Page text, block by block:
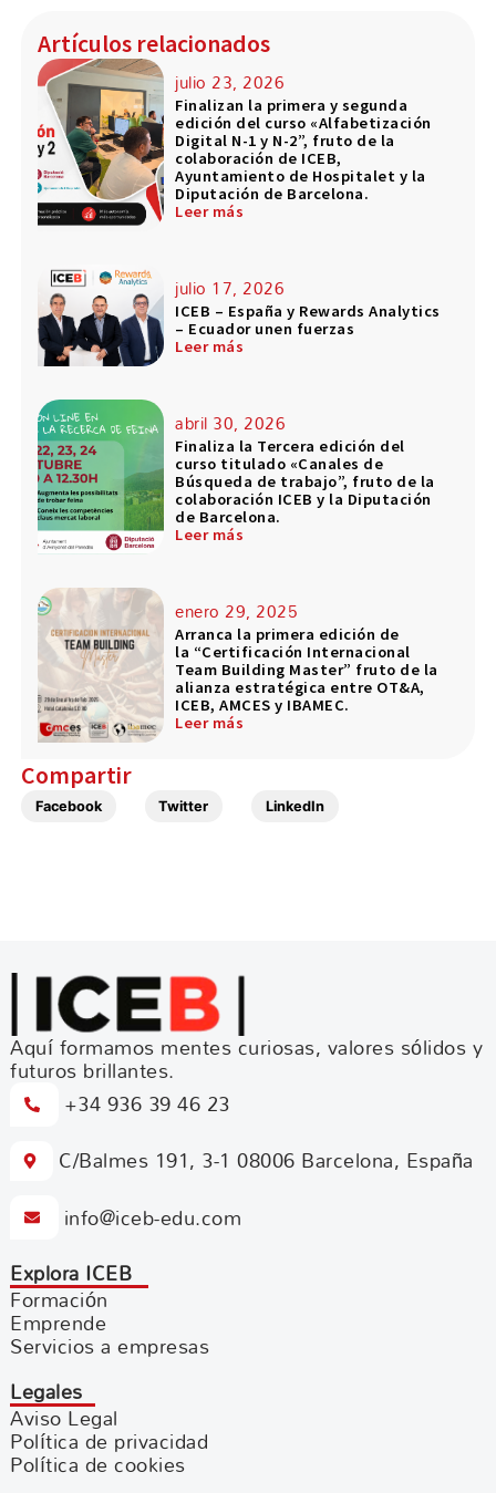
Artículos relacionados
julio 23, 2026
Finalizan la primera y segunda
edición del curso «Alfabetización
Digital N-1 y N-2”, fruto de la
colaboración de ICEB,
Ayuntamiento de Hospitalet y la
Diputación de Barcelona.
Leer más
julio 17, 2026
ICEB – España y Rewards Analytics
– Ecuador unen fuerzas
Leer más
abril 30, 2026
Finaliza la Tercera edición del
curso titulado «Canales de
Búsqueda de trabajo”, fruto de la
colaboración ICEB y la Diputación
de Barcelona.
Leer más
enero 29, 2025
Arranca la primera edición de
la “Certificación Internacional
Team Building Master” fruto de la
alianza estratégica entre OT&A,
ICEB, AMCES y IBAMEC.
Leer más
Compartir
Facebook Twitter LinkedIn
Aquí formamos mentes curiosas, valores sólidos y
futuros brillantes.
+34 936 39 46 23
C/Balmes 191, 3-1 08006 Barcelona, España
info@iceb-edu.com
Explora ICEB
Formación
Emprende
Servicios a empresas
Legales
Aviso Legal
Política de privacidad
Política de cookies